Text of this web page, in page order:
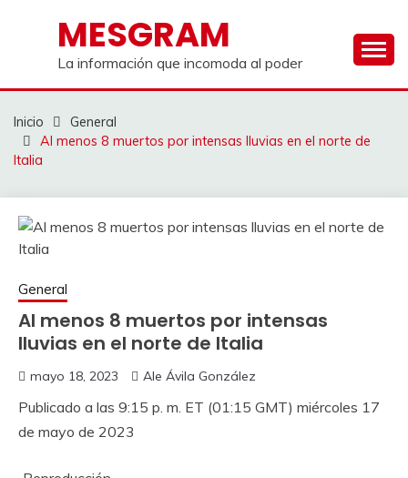
contenidoMESGRAM
La información que incomoda al poder
Inicio
General
Al menos 8 muertos por intensas lluvias en el norte de
Italia
General
Al menos 8 muertos por intensas
lluvias en el norte de Italia
mayo 18, 2023 Ale Ávila González
Publicado a las 9:15 p. m. ET (01:15 GMT) miércoles 17
de mayo de 2023